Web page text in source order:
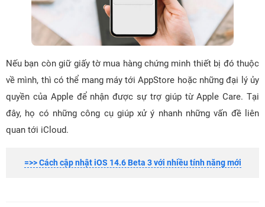
Nếu bạn còn giữ giấy tờ mua hàng chứng minh thiết bị đó thuộc
về mình, thì có thể mang máy tới AppStore hoặc những đại lý ủy
quyền của Apple để nhận được sự trợ giúp từ Apple Care. Tại
đây, họ có những công cụ giúp xử ý nhanh những vấn đề liên
quan tới iCloud.
=>> Cách cập nhật iOS 14.6 Beta 3 với nhiều tính năng mới